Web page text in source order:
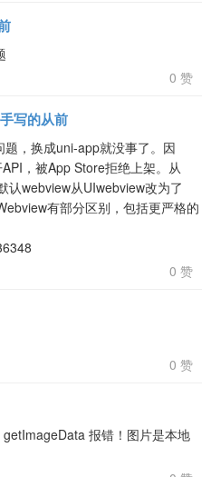
0 赞
手写的从前
，换成uni-app就没事了。因
，被App Store拒绝上架。从
认webview从UIwebview改为了
有部分区别，包括更严格的
0 赞
0 赞
报错！图片是本地